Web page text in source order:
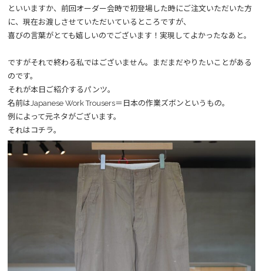
といいますか、前回オーダー会時で初登場した時にご注文いただいた方
に、現在お渡しさせていただいているところですが、
喜びの言葉がとても嬉しいのでございます！実現してよかったなあと。
ですがそれで終わる私ではございません。まだまだやりたいことがある
のです。
それが本日ご紹介するパンツ。
名前はJapanese Work Trousers＝日本の作業ズボンというもの。
例によって元ネタがございます。
それはコチラ。